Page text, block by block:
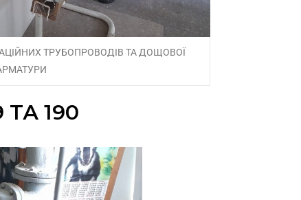
ТРУБОПРОВОДІВ ТА ДОЩОВОЇ
190